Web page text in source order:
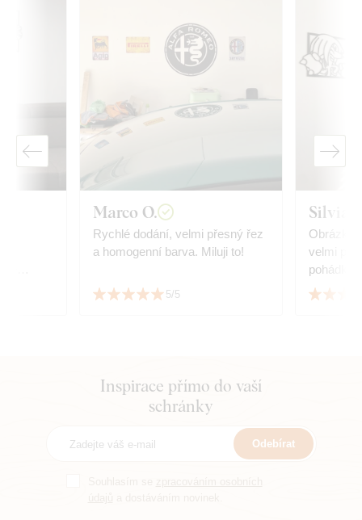
Marco O.
Rychlé dodání, velmi přesný řez
a homogenní barva. Miluji to!
5/5
Silvia
Obrázky
velmi
pohádka.
Inspirace přímo do vaší
schránky
Odebírat